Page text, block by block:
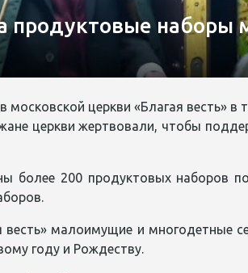
продуктовые
церкви «Благая весть» в
церкви жертвовали, чтобы
более 200 продуктовых наборов
весть» малоимущие и многодетные
году и Рождеству.